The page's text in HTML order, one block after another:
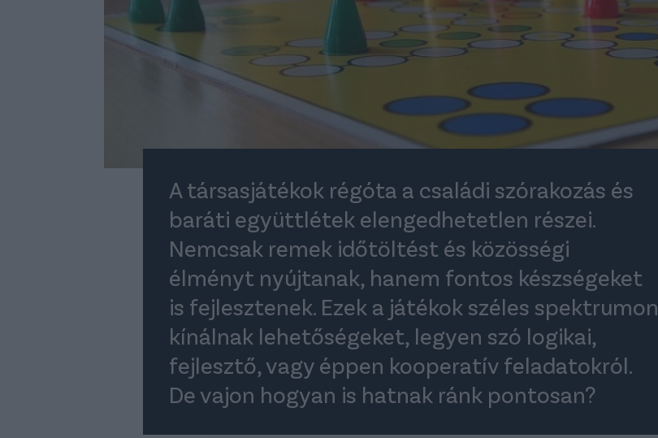
A társasjátékok régóta a családi szórakozás és
baráti együttlétek elengedhetetlen részei.
Nemcsak remek időtöltést és közösségi
élményt nyújtanak, hanem fontos készségeket
is fejlesztenek. Ezek a játékok széles spektrumon
kínálnak lehetőségeket, legyen szó logikai,
fejlesztő, vagy éppen kooperatív feladatokról.
De vajon hogyan is hatnak ránk pontosan?